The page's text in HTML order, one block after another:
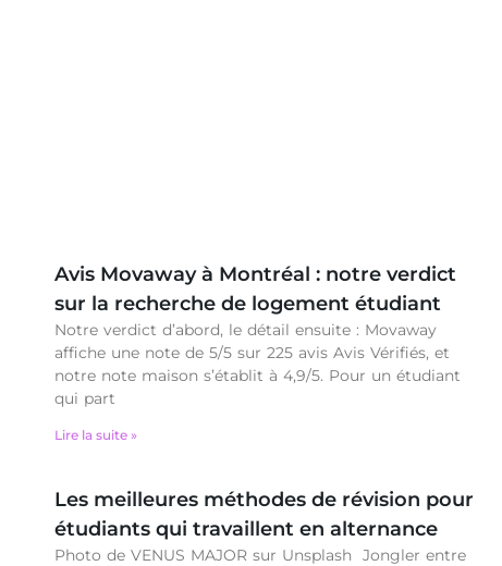
Avis Movaway à Montréal : notre verdict
sur la recherche de logement étudiant
Notre verdict d’abord, le détail ensuite : Movaway
affiche une note de 5/5 sur 225 avis Avis Vérifiés, et
notre note maison s’établit à 4,9/5. Pour un étudiant
qui part
Lire la suite »
Les meilleures méthodes de révision pour
étudiants qui travaillent en alternance
Photo de VENUS MAJOR sur Unsplash Jongler entre